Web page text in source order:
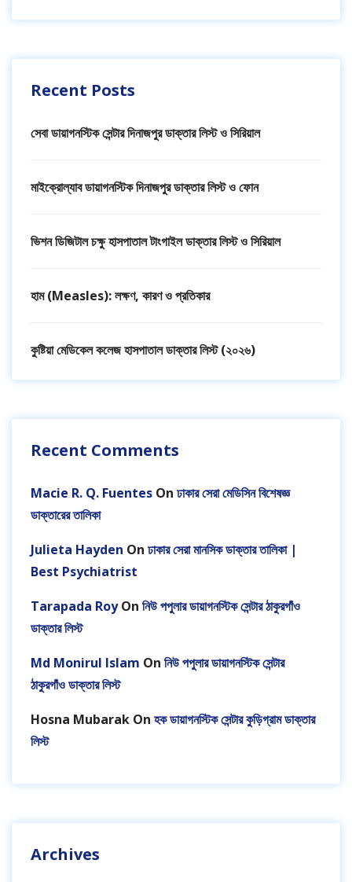
Recent Posts
সেবা ডায়াগনস্টিক সেন্টার দিনাজপুর ডাক্তার লিস্ট ও সিরিয়াল
মাইক্রোল্যাব ডায়াগনস্টিক দিনাজপুর ডাক্তার লিস্ট ও ফোন
ভিশন ডিজিটাল চক্ষু হাসপাতাল টাংগাইল ডাক্তার লিস্ট ও সিরিয়াল
হাম (Measles): লক্ষণ, কারণ ও প্রতিকার
কুষ্টিয়া মেডিকেল কলেজ হাসপাতাল ডাক্তার লিস্ট (২০২৬)
Recent Comments
Macie R. Q. Fuentes On ঢাকার সেরা মেডিসিন বিশেষজ্ঞ
ডাক্তারের তালিকা
Julieta Hayden On ঢাকার সেরা মানসিক ডাক্তার তালিকা |
Best Psychiatrist
Tarapada RoyOn নিউ পপুলার ডায়াগনস্টিক সেন্টার ঠাকুরগাঁও
ডাক্তার লিস্ট
Md Monirul Islam On নিউ পপুলার ডায়াগনস্টিক সেন্টার
ঠাকুরগাঁও ডাক্তার লিস্ট
Hosna Mubarak On হক ডায়াগনস্টিক সেন্টার কুড়িগ্রাম ডাক্তার
লিস্ট
Archives